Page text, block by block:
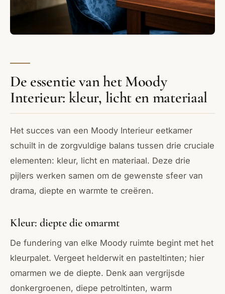
De essentie van het Moody
Interieur: kleur, licht en materiaal
Het succes van een Moody Interieur eetkamer
schuilt in de zorgvuldige balans tussen drie cruciale
elementen: kleur, licht en materiaal. Deze drie
pijlers werken samen om de gewenste sfeer van
drama, diepte en warmte te creëren.
Kleur: diepte die omarmt
De fundering van elke Moody ruimte begint met het
kleurpalet. Vergeet helderwit en pasteltinten; hier
omarmen we de diepte. Denk aan vergrijsde
donkergroenen, diepe petroltinten, warm